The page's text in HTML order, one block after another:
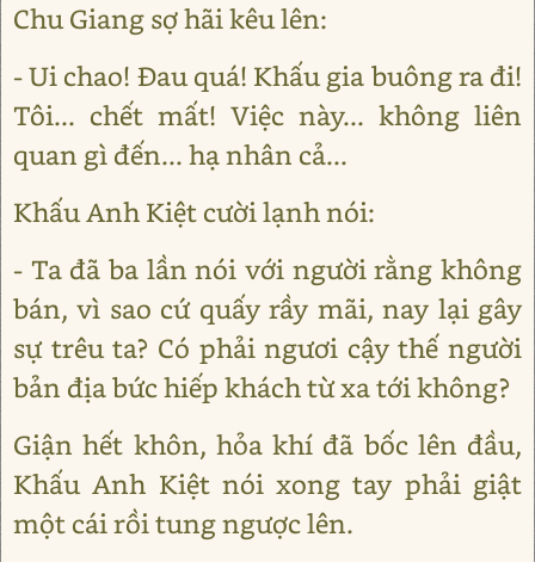
Chu Giang sợ hãi kêu lên:
- Ui chao! Đau quá! Khấu gia buông ra đi!
Tôi... chết mất! Việc này... không liên
quan gì đến... hạ nhân cả...
Khấu Anh Kiệt cười lạnh nói:
- Ta đã ba lần nói với người rằng không
bán, vì sao cứ quấy rầy mãi, nay lại gây
sự trêu ta? Có phải ngươi cậy thế người
bản địa bức hiếp khách từ xa tới không?
Giận hết khôn, hỏa khí đã bốc lên đầu,
Khấu Anh Kiệt nói xong tay phải giật
một cái rồi tung ngược lên.